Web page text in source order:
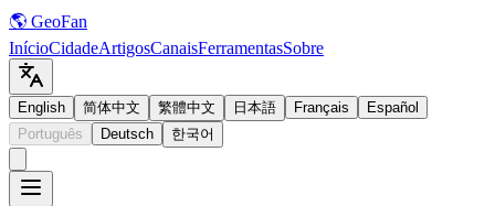
🌎 GeoFan
InícioCidadeArtigosCanaisFerramentasSobre
English 简体中文 繁體中文 日本語 Français
Español
Português
Deutsch 한국어